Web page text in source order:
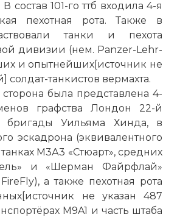
В состав 101-го ттб входила 4-я
пехотная рота. Также в
танки и пехота
дивизии (нем. Panzer-Lehr-
и опытнейших[источник не
солдат-танкистов вермахта.
была представлена 4-
графства Лондон 22-й
бригады Уильяма Хинда, в
эскадрона (эквивалентного
М3А3 «Стюарт», средних
и «Шерман Файрфлай»
а также пехотная рота
не указан 487
M9A1 и часть штаба